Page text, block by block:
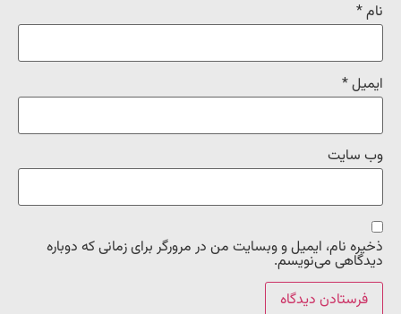
نام*
ایمیل*
وب‌ سایت
ذخیره نام، ایمیل و وبسایت من در مرورگر برای زمانی که دوباره
دیدگاهی می‌نویسم.